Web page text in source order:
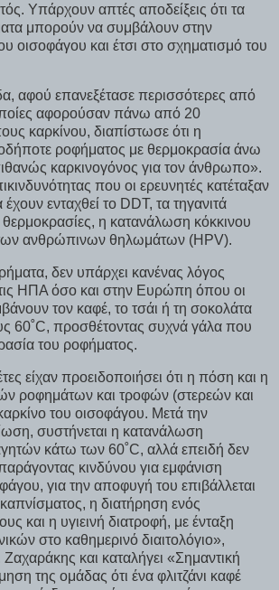
Υπάρχουν απτές αποδείξεις ότι τα
μπορούν να συμβάλουν στην
οισοφάγου και έτσι στο σχηματισμό του
αφού επανεξέτασε περισσότερες από
αφορούσαν πάνω από 20
καρκίνου, διαπίστωσε ότι η
ροφήματος με θερμοκρασία άνω
καρκινογόνος για τον άνθρωπο».
που οι ερευνητές κατέταξαν
ενταχθεί το DDT, τα τηγανιτά
η κατανάλωση κόκκινου
των ανθρώπινων θηλωμάτων (HPV).
δεν υπάρχει κανένας λόγος
ΗΠΑ όσο και στην Ευρώπη όπου οι
τον καφέ, το τσάι ή τη σοκολάτα
60˚C, προσθέτοντας συχνά γάλα που
του ροφήματος.
είχαν προειδοποιήσει ότι η πόση και η
ροφημάτων και τροφών (στερεών και
του οισοφάγου. Μετά την
συστήνεται η κατανάλωση
κάτω των 60˚C, αλλά επειδή δεν
κινδύνου για εμφάνιση
για την αποφυγή του επιβάλλεται
η διατήρηση ενός
και η υγιεινή διατροφή, με ένταξη
στο καθημερινό διαιτολόγιο»,
και καταλήγει «Σημαντική
της ομάδας ότι ένα φλιτζάνι καφέ